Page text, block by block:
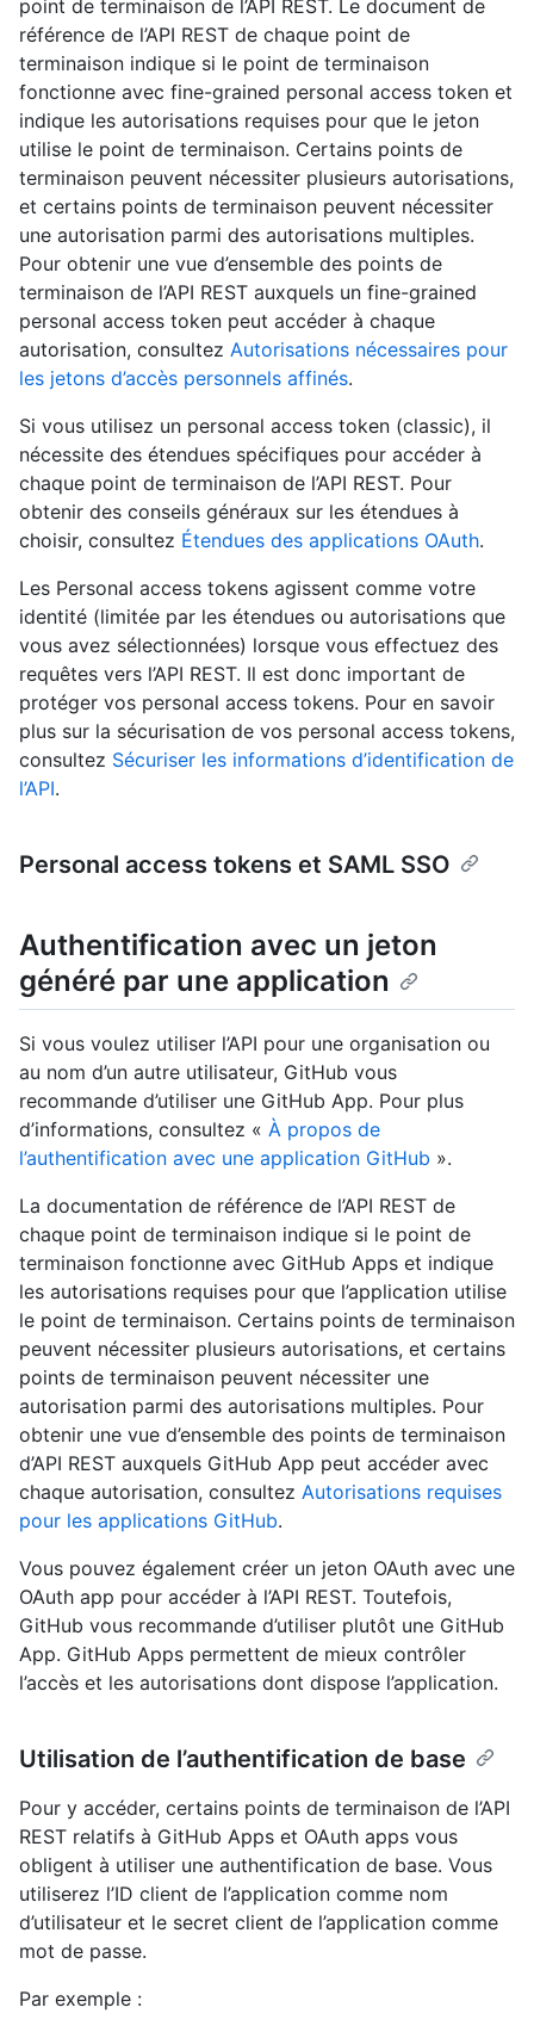
point de terminaison de l’API REST. Le document de
référence de l’API REST de chaque point de
terminaison indique si le point de terminaison
fonctionne avec fine-grained personal access token et
indique les autorisations requises pour que le jeton
utilise le point de terminaison. Certains points de
terminaison peuvent nécessiter plusieurs autorisations,
et certains points de terminaison peuvent nécessiter
une autorisation parmi des autorisations multiples.
Pour obtenir une vue d’ensemble des points de
terminaison de l’API REST auxquels un fine-grained
personal access token peut accéder à chaque
autorisation, consultez Autorisations nécessaires pour
les jetons d’accès personnels affinés.
Si vous utilisez un personal access token (classic), il
nécessite des étendues spécifiques pour accéder à
chaque point de terminaison de l’API REST. Pour
obtenir des conseils généraux sur les étendues à
choisir, consultez Étendues des applications OAuth.
Les Personal access tokens agissent comme votre
identité (limitée par les étendues ou autorisations que
vous avez sélectionnées) lorsque vous effectuez des
requêtes vers l’API REST. Il est donc important de
protéger vos personal access tokens. Pour en savoir
plus sur la sécurisation de vos personal access tokens,
consultez Sécuriser les informations d’identification de
l’API.
Personal access tokens et SAML SSO
Authentification avec un jeton
généré par une application
Si vous voulez utiliser l’API pour une organisation ou
au nom d’un autre utilisateur, GitHub vous
recommande d’utiliser une GitHub App. Pour plus
d’informations, consultez « À propos de
l’authentification avec une application GitHub ».
La documentation de référence de l’API REST de
chaque point de terminaison indique si le point de
terminaison fonctionne avec GitHub Apps et indique
les autorisations requises pour que l’application utilise
le point de terminaison. Certains points de terminaison
peuvent nécessiter plusieurs autorisations, et certains
points de terminaison peuvent nécessiter une
autorisation parmi des autorisations multiples. Pour
obtenir une vue d’ensemble des points de terminaison
d’API REST auxquels GitHub App peut accéder avec
chaque autorisation, consultez Autorisations requises
pour les applications GitHub.
Vous pouvez également créer un jeton OAuth avec une
OAuth app pour accéder à l’API REST. Toutefois,
GitHub vous recommande d’utiliser plutôt une GitHub
App. GitHub Apps permettent de mieux contrôler
l’accès et les autorisations dont dispose l’application.
Utilisation de l’authentification de base
Pour y accéder, certains points de terminaison de l’API
REST relatifs à GitHub Apps et OAuth apps vous
obligent à utiliser une authentification de base. Vous
utiliserez l’ID client de l’application comme nom
d’utilisateur et le secret client de l’application comme
mot de passe.
Par exemple :